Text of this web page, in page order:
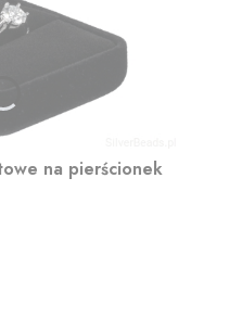
na pierścionek